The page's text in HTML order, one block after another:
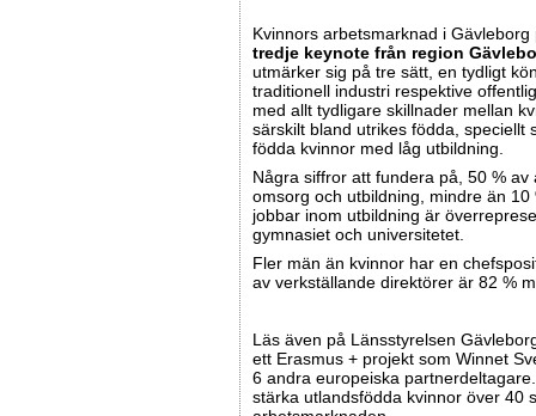
Kvinnors arbetsmarknad i
tredje keynote från region
utmärker sig på tre sätt, en tydligt
traditionell industri respektive
med allt tydligare skillnader mellan
särskilt bland utrikes födda, speciellt
födda kvinnor med låg utbildning.
Några siffror att fundera på, 50 %
omsorg och utbildning, mindre än
jobbar inom utbildning är
gymnasiet och universitetet.
Fler män än kvinnor har en
av verkställande direktörer är 82 %
Läs även på Länsstyrelsen
ett Erasmus + projekt som Winnet
6 andra europeiska
stärka utlandsfödda kvinnor över 40